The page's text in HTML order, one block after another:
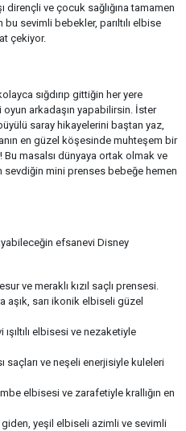
dirençli ve çocuk sağlığına tamamen
sevimli bebekler, parıltılı elbise
çekiyor.
sığdırıp gittiğin her yere
arkadaşın yapabilirsin. İster
saray hikayelerini baştan yaz,
en güzel köşesinde muhteşem bir
masalsı dünyaya ortak olmak ve
sevdiğin mini prenses bebeğe hemen
efsanevi Disney
ve meraklı kızıl saçlı prensesi.
aşık, sarı ikonik elbiseli güzel
ışıltılı elbisesi ve nezaketiyle
saçları ve neşeli enerjisiyle kuleleri
elbisesi ve zarafetiyle krallığın en
yeşil elbiseli azimli ve sevimli